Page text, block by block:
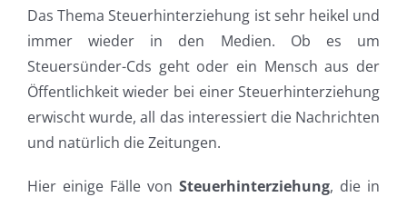
Das Thema Steuerhinterziehung ist sehr heikel und
immer wieder in den Medien. Ob es um
Steuersünder-Cds geht oder ein Mensch aus der
Öffentlichkeit wieder bei einer Steuerhinterziehung
erwischt wurde, all das interessiert die Nachrichten
und natürlich die Zeitungen.
Hier einige Fälle vonSteuerhinterziehung, die in